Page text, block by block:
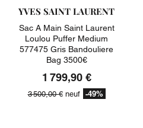
YVES SAINT LAURENT
Sac A Main Saint Laurent
Loulou Puffer Medium
577475 Gris Bandouliere
Bag 3500€
1 799,90 €
3 500,00 €neuf -49%